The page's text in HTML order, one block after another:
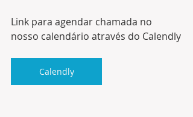
Link para agendar chamada no
nosso calendário através do Calendly
Calendly